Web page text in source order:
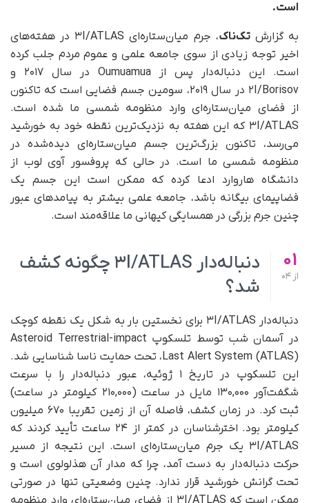
است.
به گزارشتک‌ناک
، جرم میان‌ستاره‌ای ۳I/ATLAS در هفته‌های
اخیر توجه زیادی از سوی جامعه علمی و عموم مردم جلب کرده
است. این دنباله‌دار پس از Oumuamua در سال ۲۰۱۷ و
۲I/Borisov در سال ۲۰۱۹، سومین جسم فضایی است که تاکنون
از فضای میان‌ستاره‌ای وارد منظومه شمسی ما شده است.
۳I/ATLAS که این هفته به نزدیک‌ترین نقطه خود به خورشید
می‌رسد، تاکنون بزرگ‌ترین جسم میان‌ستاره‌ای دیده‌شده در
منظومه شمسی ما است. در حالی که پروفسور آوی لوب از
دانشگاه هاروارد ادعا کرده که ممکن است این جسم یک
فضاپیمای بیگانه باشد، جامعه علمی بیشتر به پیامدهای عبور
چنین جرم بزرگی در همسایگی کیهانی ما علاقه‌مند است.
01
از
دنباله‌دار ۳I/ATLAS چگونه کشف
شد؟
دنباله‌دار ۳I/ATLAS برای نخستین بار به شکل یک نقطه کوچک
در آسمان شب توسط تلسکوپ Asteroid Terrestrial-impact
Last Alert System (ATLAS)، تحت حمایت ناسا شناسایی شد.
این تلسکوپ در تاریخ ۱ ژوئیه، عبور دنباله‌دار را با سرعت
شگفت‌آور ۱۳۰,۰۰۰ مایل در ساعت (۲۱۰,۰۰۰ کیلومتر در ساعت)
ثبت کرد. در زمان کشف، فاصله آن از زمین تقریبا ۶۷۰ میلیون
کیلومتر بود. اخترشناسان در کمتر از ۲۴ ساعت تأیید کردند که
۳I/ATLAS یک جرم میان‌ستاره‌ای است. این نتیجه از مسیر
حرکت دنباله‌دار به دست آمد، چرا که مدار آن هذلولوی است و
تحت گرانش خورشید قرار ندارد. چنین وضعیتی تنها در صورتی
ممکن است که ۳I/ATLAS از فضای میان‌ستاره‌ای وارد منظومه